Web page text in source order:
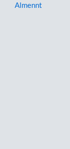
Almennt